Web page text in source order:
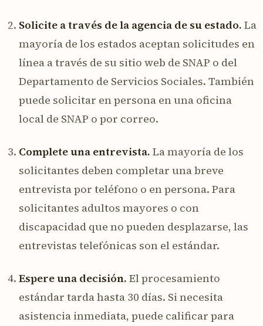
Solicite a través de la agencia de su estado. La
mayoría de los estados aceptan solicitudes en
línea a través de su sitio web de SNAP o del
Departamento de Servicios Sociales. También
puede solicitar en persona en una oficina
local de SNAP o por correo.
Complete una entrevista. La mayoría de los
solicitantes deben completar una breve
entrevista por teléfono o en persona. Para
solicitantes adultos mayores o con
discapacidad que no pueden desplazarse, las
entrevistas telefónicas son el estándar.
Espere una decisión. El procesamiento
estándar tarda hasta 30 días. Si necesita
asistencia inmediata, puede calificar para